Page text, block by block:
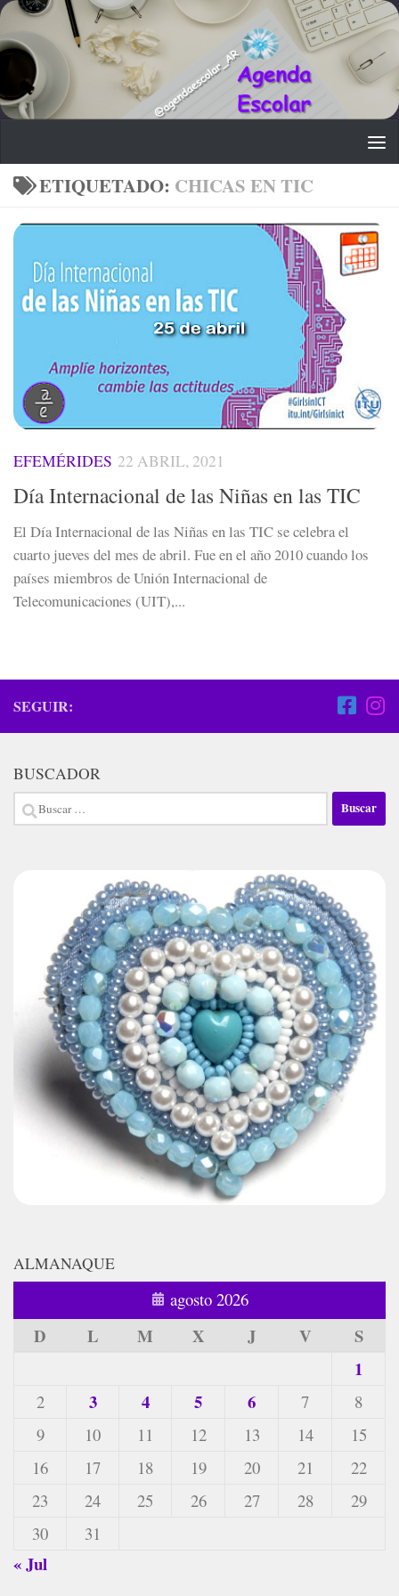
Saltar al contenido
ETIQUETADO: CHICAS EN TIC
EFEMÉRIDES 22 ABRIL, 2021
Día Internacional de las Niñas en las TIC
El Día Internacional de las Niñas en las TIC se celebra el
cuarto jueves del mes de abril. Fue en el año 2010 cuando los
países miembros de Unión Internacional de
Telecomunicaciones (UIT),...
SEGUIR:
BUSCADOR
Buscar:
ALMANAQUE
agosto 2026
D L M X J V
S
1
2 3 4 5 6 7
8
9
10 11 12 13 14
15
16
17 18 19 20 21
22
23
24 25 26 27 28
29
30
31
« Jul